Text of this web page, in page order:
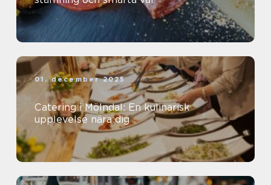
01. december 2025
Catering i Mölndal: En kulinarisk
upplevelse nära dig